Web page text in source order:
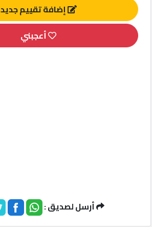
إضافة تقييم جديد
أعجبني
أرسل لصديق :